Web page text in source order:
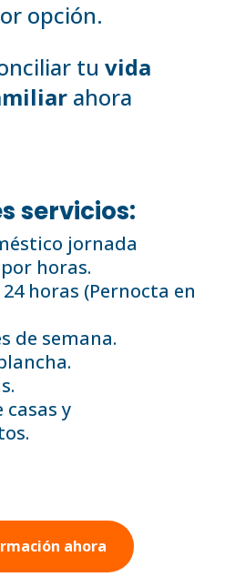
opción.
tu vida
ahora
servicios:
jornada
horas.
horas (Pernocta en
de semana.
casas y
ahora